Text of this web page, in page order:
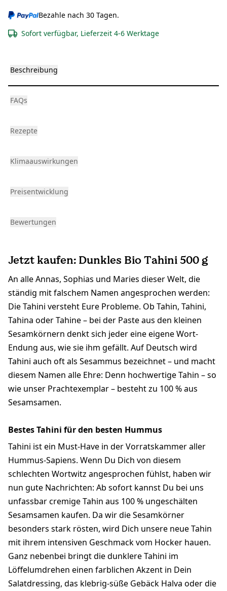
Bezahle nach 30 Tagen.
Sofort verfügbar, Lieferzeit 4-6 Werktage
Beschreibung
FAQs
Rezepte
Klimaauswirkungen
Preisentwicklung
Bewertungen
Jetzt kaufen: Dunkles Bio Tahini 500 g
An alle Annas, Sophias und Maries dieser Welt, die
ständig mit falschem Namen angesprochen werden:
Die Tahini versteht Eure Probleme. Ob Tahin, Tahini,
Tahina oder Tahine – bei der Paste aus den kleinen
Sesamkörnern denkt sich jeder eine eigene Wort-
Endung aus, wie sie ihm gefällt. Auf Deutsch wird
Tahini auch oft als Sesammus bezeichnet – und macht
diesem Namen alle Ehre: Denn hochwertige Tahin – so
wie unser Prachtexemplar – besteht zu 100 % aus
Sesamsamen.
Bestes Tahini für den besten Hummus
Tahini ist ein Must-Have in der Vorratskammer aller
Hummus-Sapiens. Wenn Du Dich von diesem
schlechten Wortwitz angesprochen fühlst, haben wir
nun gute Nachrichten: Ab sofort kannst Du bei uns
unfassbar cremige Tahin aus 100 % ungeschälten
Sesamsamen kaufen. Da wir die Sesamkörner
besonders stark rösten, wird Dich unsere neue Tahin
mit ihrem intensiven Geschmack vom Hocker hauen.
Ganz nebenbei bringt die dunklere Tahini im
Löffelumdrehen einen farblichen Akzent in Dein
Salatdressing, das klebrig-süße Gebäck Halva oder die